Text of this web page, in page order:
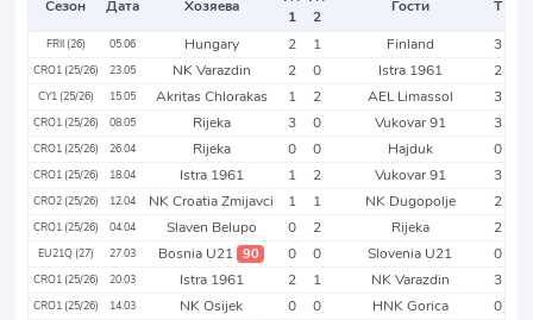
Сезон Дата Хозяева
1
2
Гости Т
FRII (26) 05.06 Hungary 2 1 Finland 3
CRO1 (25/26) 23.05 NK Varazdin 2 0 Istra 1961 2
CY1 (25/26) 15.05 Akritas Chlorakas 1 2 AEL Limassol 3
CRO1 (25/26) 08.05 Rijeka 3 0 Vukovar 91 3
CRO1 (25/26) 26.04 Rijeka 0 0 Hajduk 0
CRO1 (25/26) 18.04 Istra 1961 1 2 Vukovar 91 3
CRO2 (25/26) 12.04 NK Croatia Zmijavci 1 1 NK Dugopolje 2
CRO1 (25/26) 04.04 Slaven Belupo 0 2 Rijeka 2
EU21Q (27) 27.03 Bosnia U21 90 0 0 Slovenia U21 0
CRO1 (25/26) 20.03 Istra 1961 2 1 NK Varazdin 3
CRO1 (25/26) 14.03 NK Osijek 0 0 HNK Gorica 0